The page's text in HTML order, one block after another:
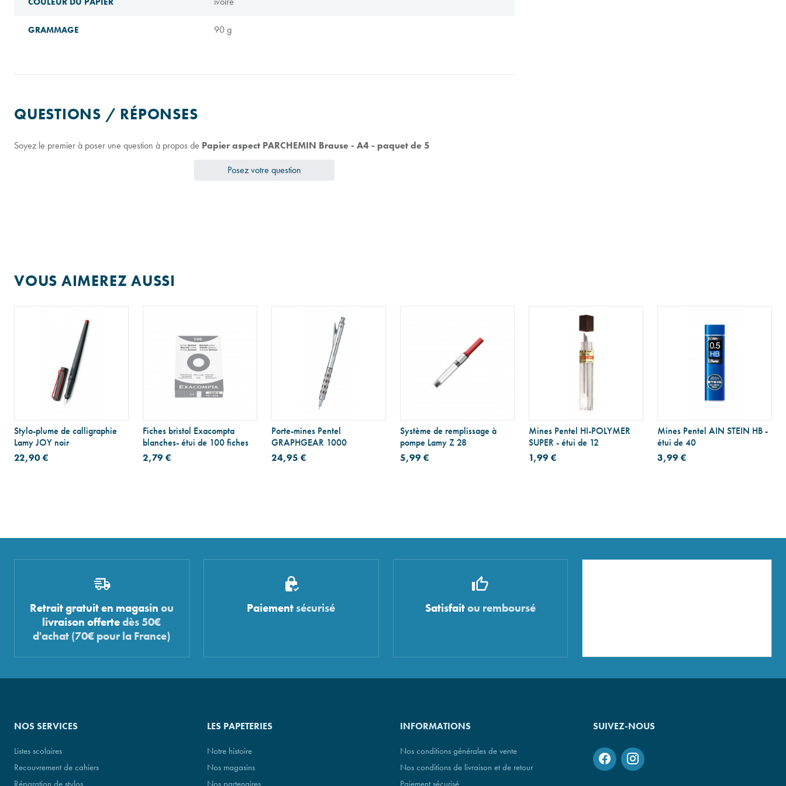
GRAMMAGE 90 g
QUESTIONS / RÉPONSES
Soyez le premier à poser une question à propos de Papier aspect PARCHEMIN Brause - A4 - paquet de 5
Posez votre question
VOUS AIMEREZ AUSSI
Stylo-plume de calligraphie
Lamy JOY noir
22,90 €
Fiches bristol Exacompta
blanches- étui de 100 fiches
2,79 €
Porte-mines Pentel
GRAPHGEAR 1000
24,95 €
Système de remplissage à
pompe Lamy Z 28
5,99 €
Mines Pentel HI-POLYMER
SUPER - étui de 12
1,99 €
Mines Pentel AIN STEIN HB -
étui de 40
3,99 €
Retrait gratuit en magasin ou
livraison offertedès 50€
d'achat (70€ pour la France)
Paiementsécurisé Satisfaitou remboursé
NOS SERVICES
Listes scolaires
Recouvrement de cahiers
Réparation de stylos
LES PAPETERIES
Notre histoire
Nos magasins
Nos partenaires
INFORMATIONS
Nos conditions générales de vente
Nos conditions de livraison et de retour
Paiement sécurisé
SUIVEZ-NOUS